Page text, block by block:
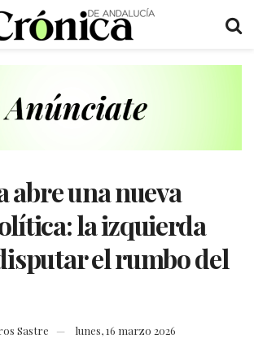
abre una nueva
la izquierda
el rumbo del
Sastre lunes, 16 marzo 2026